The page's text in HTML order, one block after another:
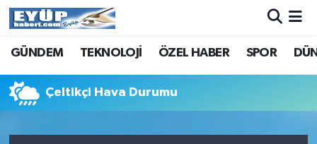
GÜNDEM TEKNOLOJİ ÖZEL HABER SPOR
Çeltikçi Hava Durumu